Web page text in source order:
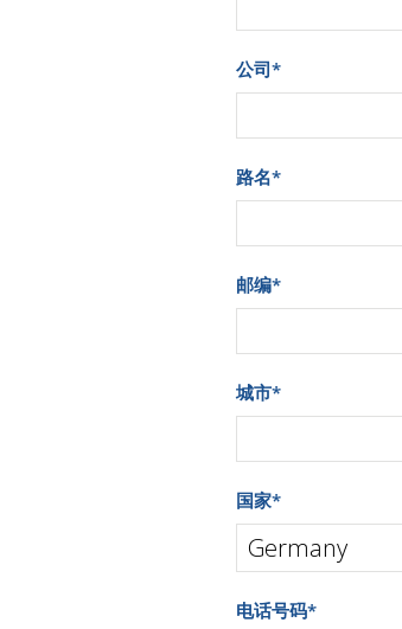
公司*
路名*
邮编*
城市*
国家*
电话号码*